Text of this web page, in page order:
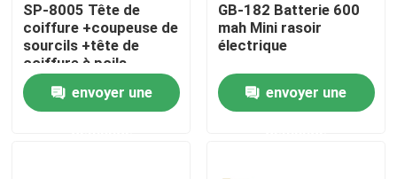
Aperçu
Produits
SP-8005 Tête de
coiffure +coupeuse de
sourcils +tête de
coiffure à poils
latéraux +tête de
coiffure au nez +
rangée de peignes
envoyer une
GB-182 Batterie 600
mah Mini rasoir
électrique
envoyer une